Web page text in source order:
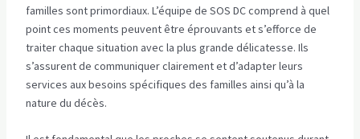
familles sont primordiaux. L’équipe de SOS DC comprend à quel
point ces moments peuvent être éprouvants et s’efforce de
traiter chaque situation avec la plus grande délicatesse. Ils
s’assurent de communiquer clairement et d’adapter leurs
services aux besoins spécifiques des familles ainsi qu’à la
nature du décès.